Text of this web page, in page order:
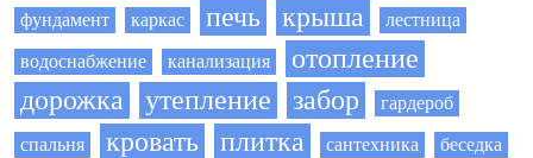
фундамент каркас печь крыша лестница
водоснабжение канализация
отопление
дорожка
утепление забор гардероб
спальня кровать плитка сантехника беседка